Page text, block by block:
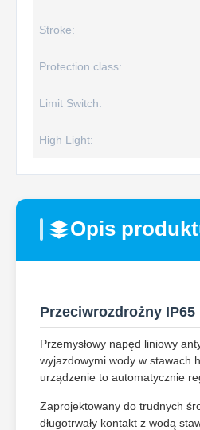
Stroke:
Protection class:
Limit Switch:
High Light:
Opis
Przeciwrozdrożny
Przemysłowy napęd liniowy
wyjazdowymi wody w stawach
urządzenie to automatycznie
Zaprojektowany do trudnych
długotrwały kontakt z wodą